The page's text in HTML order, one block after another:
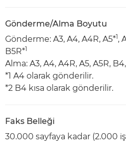
Gönderme/Alma Boyutu
Gönderme: A3, A4, A4R, A5*1,
B5R*1
Alma: A3, A4, A4R, A5, A5R,
*1 A4 olarak gönderilir.
*2 B4 kısa olarak gönderilir.
Faks Belleği
30.000 sayfaya kadar (2.000